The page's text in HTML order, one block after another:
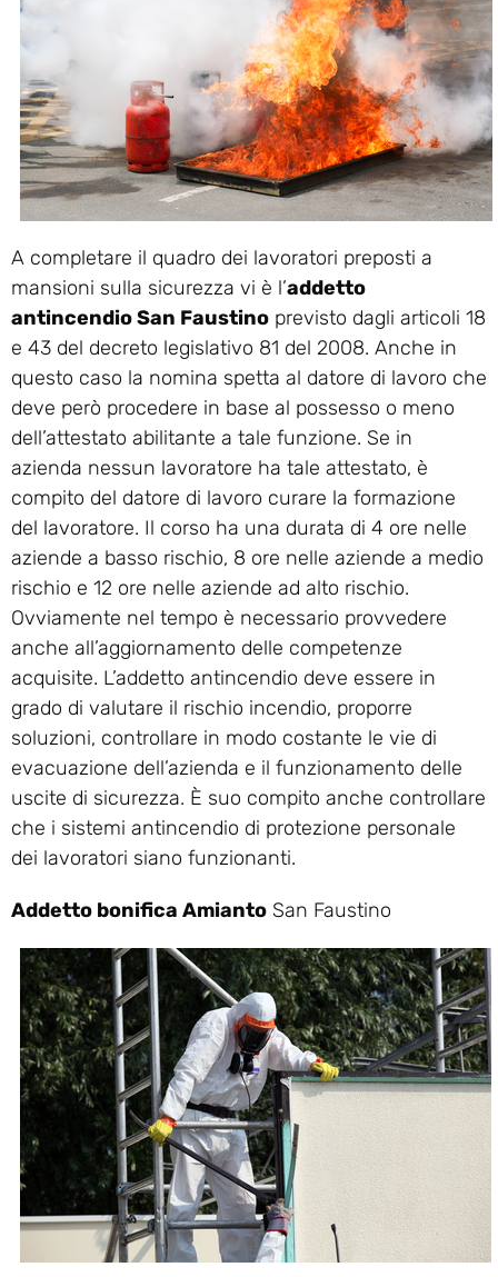
A completare il quadro dei lavoratori preposti a
mansioni sulla sicurezza vi è l’addetto
antincendio San Faustino previsto dagli articoli 18
e 43 del decreto legislativo 81 del 2008. Anche in
questo caso la nomina spetta al datore di lavoro che
deve però procedere in base al possesso o meno
dell’attestato abilitante a tale funzione. Se in
azienda nessun lavoratore ha tale attestato, è
compito del datore di lavoro curare la formazione
del lavoratore. Il corso ha una durata di 4 ore nelle
aziende a basso rischio, 8 ore nelle aziende a medio
rischio e 12 ore nelle aziende ad alto rischio.
Ovviamente nel tempo è necessario provvedere
anche all’aggiornamento delle competenze
acquisite. L’addetto antincendio deve essere in
grado di valutare il rischio incendio, proporre
soluzioni, controllare in modo costante le vie di
evacuazione dell’azienda e il funzionamento delle
uscite di sicurezza. È suo compito anche controllare
che i sistemi antincendio di protezione personale
dei lavoratori siano funzionanti.
Addetto bonifica Amianto San Faustino